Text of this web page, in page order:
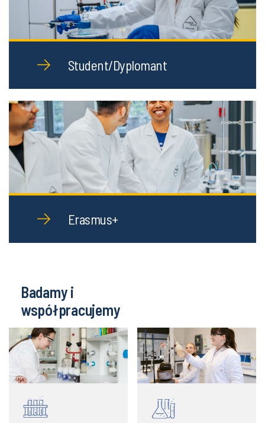
Student/Dyplomant
Erasmus+
Działalność naukowa Laboratoria i aparatura